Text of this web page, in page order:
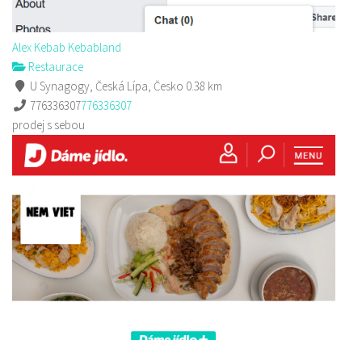
Alex Kebab Kebabland
Restaurace
U Synagogy, Česká Lípa, Česko 0.38 km
776336307776336307
prodej s sebou